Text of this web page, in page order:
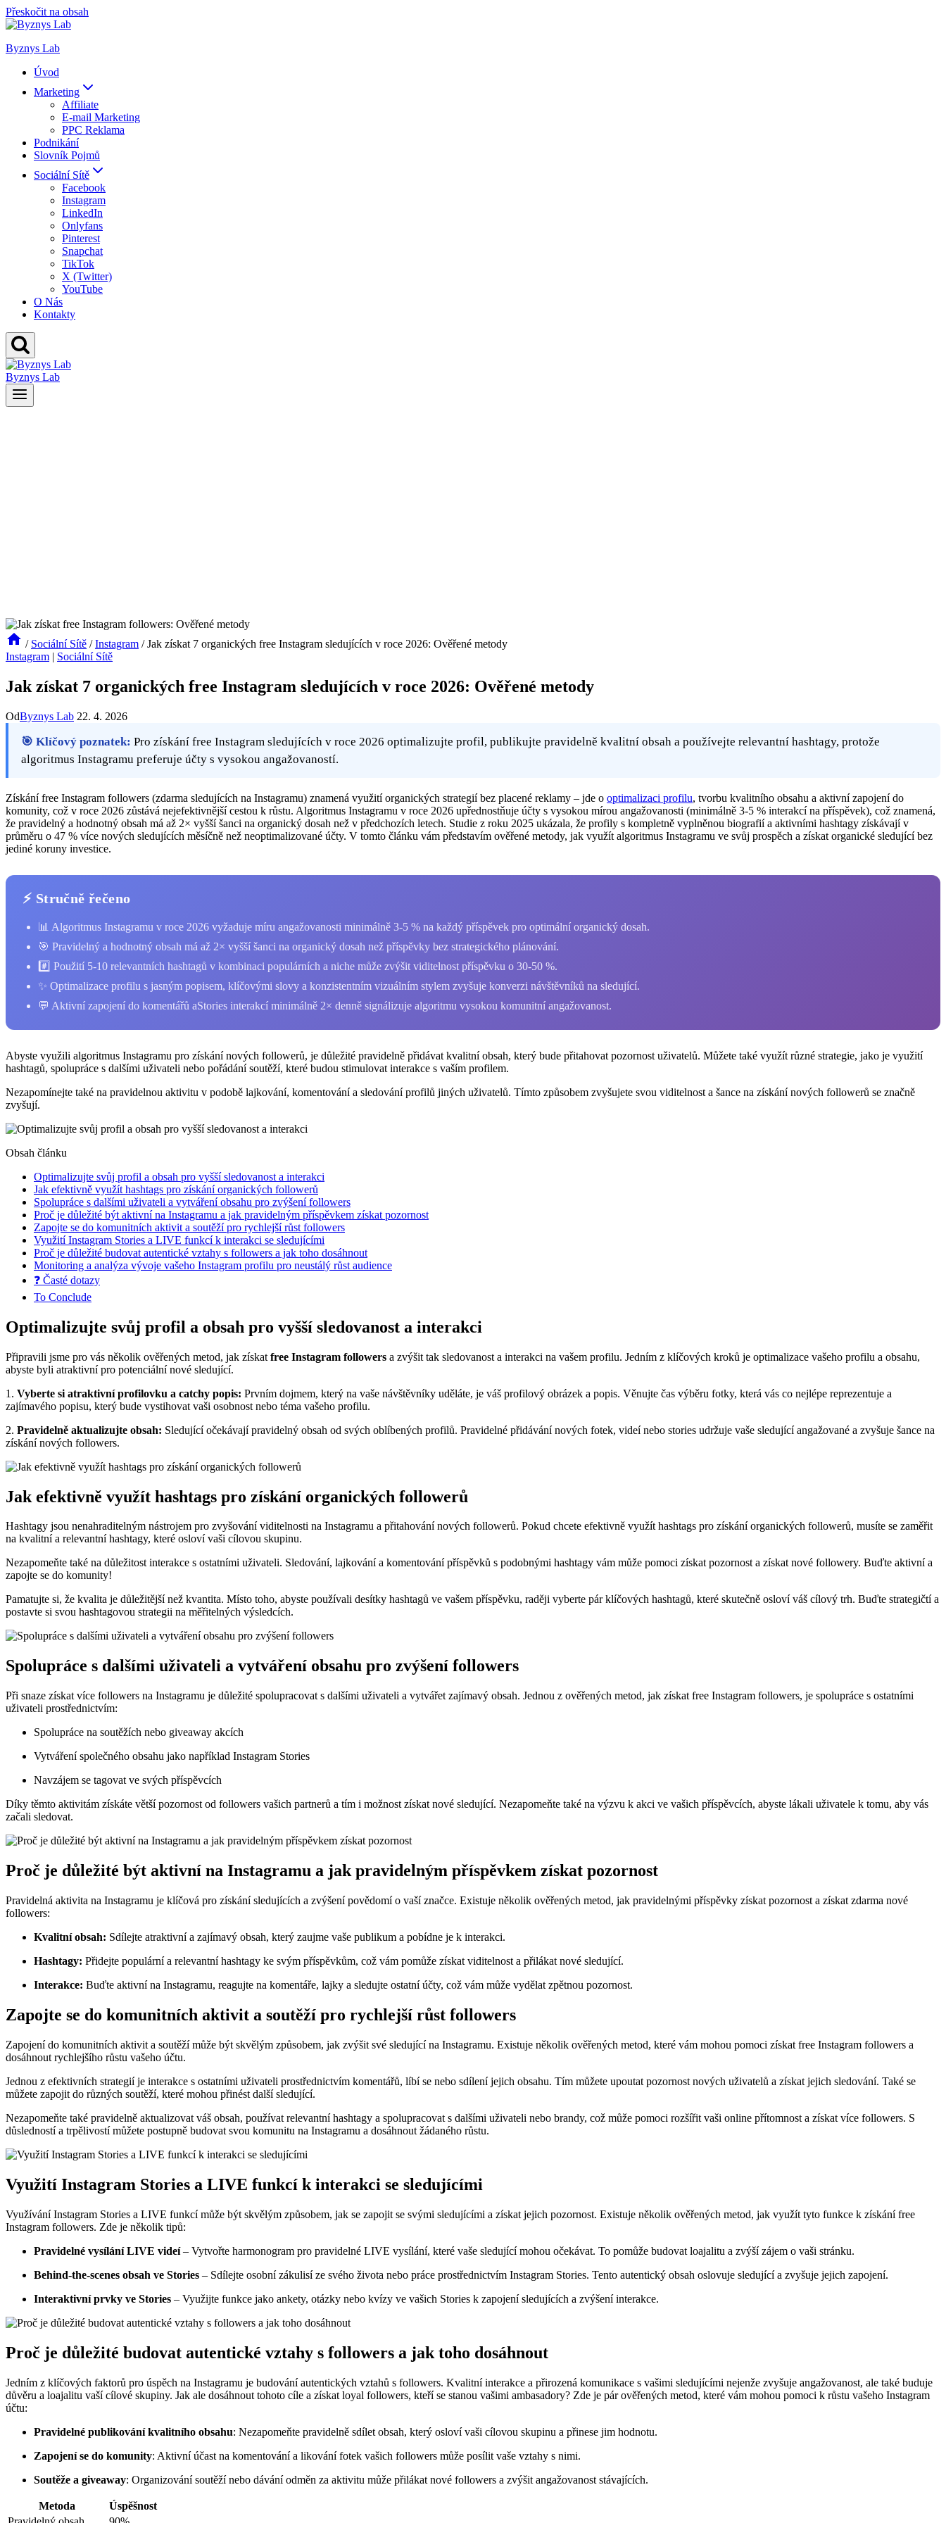
Přeskočit na obsah
Byznys Lab
Úvod
Marketing
Affiliate
E-mail Marketing
PPC Reklama
Podnikání
Slovník Pojmů
Sociální Sítě
Facebook
Instagram
LinkedIn
Onlyfans
Pinterest
Snapchat
TikTok
X (Twitter)
YouTube
O Nás
Kontakty
Byznys Lab
/ Sociální Sítě / Instagram / Jak získat 7 organických free Instagram sledujících v roce 2026: Ověřené metody
Instagram | Sociální Sítě
Jak získat 7 organických free Instagram sledujících v roce 2026: Ověřené metody
OdByznys Lab 22. 4. 2026
🎯 Klíčový poznatek: Pro získání free Instagram sledujících v roce 2026 optimalizujte profil, publikujte pravidelně kvalitní obsah a používejte relevantní hashtagy, protože
algoritmus Instagramu preferuje účty s vysokou angažovaností.
Získání free Instagram followers (zdarma sledujících na Instagramu) znamená využití organických strategií bez placené reklamy – jde o optimalizaci profilu, tvorbu kvalitního obsahu a aktivní zapojení do
komunity, což v roce 2026 zůstává nejefektivnější cestou k růstu. Algoritmus Instagramu v roce 2026 upřednostňuje účty s vysokou mírou angažovanosti (minimálně 3-5 % interakcí na příspěvek), což znamená,
že pravidelný a hodnotný obsah má až 2× vyšší šanci na organický dosah než v předchozích letech. Studie z roku 2025 ukázala, že profily s kompletně vyplněnou biografií a aktivními hashtagy získávají v
průměru o 47 % více nových sledujících měsíčně než neoptimalizované účty. V tomto článku vám představím ověřené metody, jak využít algoritmus Instagramu ve svůj prospěch a získat organické sledující bez
jediné koruny investice.
⚡ Stručně řečeno
📊 Algoritmus Instagramu v roce 2026 vyžaduje míru angažovanosti minimálně 3-5 % na každý příspěvek pro optimální organický dosah.
🎯 Pravidelný a hodnotný obsah má až 2× vyšší šanci na organický dosah než příspěvky bez strategického plánování.
#️⃣ Použití 5-10 relevantních hashtagů v kombinaci populárních a niche může zvýšit viditelnost příspěvku o 30-50 %.
✨ Optimalizace profilu s jasným popisem, klíčovými slovy a konzistentním vizuálním stylem zvyšuje konverzi návštěvníků na sledující.
💬 Aktivní zapojení do komentářů aStories interakcí minimálně 2× denně signálizuje algoritmu vysokou komunitní angažovanost.
Abyste využili algoritmus Instagramu pro získání nových followerů, je důležité pravidelně přidávat kvalitní obsah, který bude přitahovat pozornost uživatelů. Můžete také využít různé strategie, jako je využití
hashtagů, spolupráce s dalšími uživateli nebo pořádání soutěží, které budou stimulovat interakce s vaším profilem.
Nezapomínejte také na pravidelnou aktivitu v podobě lajkování, komentování a sledování profilů jiných uživatelů. Tímto způsobem zvyšujete svou viditelnost a šance na získání nových followerů se značně
zvyšují.
Obsah článku
Optimalizujte svůj profil a obsah pro vyšší sledovanost a interakci
Jak efektivně využít hashtags pro získání organických followerů
Spolupráce s dalšími uživateli a vytváření obsahu pro zvýšení followers
Proč je důležité být aktivní na Instagramu a jak pravidelným příspěvkem získat pozornost
Zapojte se do komunitních aktivit a soutěží pro rychlejší růst followers
Využití Instagram Stories a LIVE funkcí k interakci se sledujícími
Proč je důležité budovat autentické vztahy s followers a jak toho dosáhnout
Monitoring a analýza vývoje vašeho Instagram profilu pro neustálý růst audience
❓ Časté dotazy
To Conclude
Optimalizujte svůj profil a obsah pro vyšší sledovanost a interakci
Připravili jsme pro vás několik ověřených metod, jak získat free Instagram followers a zvýšit tak sledovanost a interakci na vašem profilu. Jedním z klíčových kroků je optimalizace vašeho profilu a obsahu,
abyste byli atraktivní pro potenciální nové sledující.
1. Vyberte si atraktivní profilovku a catchy popis: Prvním dojmem, který na vaše návštěvníky uděláte, je váš profilový obrázek a popis. Věnujte čas výběru fotky, která vás co nejlépe reprezentuje a
zajímavého popisu, který bude vystihovat vaši osobnost nebo téma vašeho profilu.
2. Pravidelně aktualizujte obsah: Sledující očekávají pravidelný obsah od svých oblíbených profilů. Pravidelné přidávání nových fotek, videí nebo stories udržuje vaše sledující angažované a zvyšuje šance na
získání nových followers.
Jak efektivně využít hashtags pro získání organických followerů
Hashtagy jsou nenahraditelným nástrojem pro zvyšování viditelnosti na Instagramu a přitahování nových followerů. Pokud chcete efektivně využít hashtags pro získání organických followerů, musíte se zaměřit
na kvalitní a relevantní hashtagy, které osloví vaši cílovou skupinu.
Nezapomeňte také na důležitost interakce s ostatními uživateli. Sledování, lajkování a komentování příspěvků s podobnými hashtagy vám může pomoci získat pozornost a získat nové followery. Buďte aktivní a
zapojte se do komunity!
Pamatujte si, že kvalita je důležitější než kvantita. Místo toho, abyste používali desítky hashtagů ve vašem příspěvku, raději vyberte pár klíčových hashtagů, které skutečně osloví váš cílový trh. Buďte strategičtí a
postavte si svou hashtagovou strategii na měřitelných výsledcích.
Spolupráce s dalšími uživateli a vytváření obsahu pro zvýšení followers
Při snaze získat více followers na Instagramu je důležité spolupracovat s dalšími uživateli a vytvářet zajímavý obsah. Jednou z ověřených metod, jak získat free Instagram followers, je spolupráce s ostatními
uživateli prostřednictvím:
Spolupráce na soutěžích nebo giveaway akcích
Vytváření společného obsahu jako například Instagram Stories
Navzájem se tagovat ve svých příspěvcích
Díky těmto aktivitám získáte větší pozornost od followers vašich partnerů a tím i možnost získat nové sledující. Nezapomeňte také na výzvu k akci ve vašich příspěvcích, abyste lákali uživatele k tomu, aby vás
začali sledovat.
Proč je důležité být aktivní na Instagramu a jak pravidelným příspěvkem získat pozornost
Pravidelná aktivita na Instagramu je klíčová pro získání sledujících a zvýšení povědomí o vaší značce. Existuje několik ověřených metod, jak pravidelnými příspěvky získat pozornost a získat zdarma nové
followers:
Kvalitní obsah: Sdílejte atraktivní a zajímavý obsah, který zaujme vaše publikum a pobídne je k interakci.
Hashtagy: Přidejte populární a relevantní hashtagy ke svým příspěvkům, což vám pomůže získat viditelnost a přilákat nové sledující.
Interakce: Buďte aktivní na Instagramu, reagujte na komentáře, lajky a sledujte ostatní účty, což vám může vydělat zpětnou pozornost.
Zapojte se do komunitních aktivit a soutěží pro rychlejší růst followers
Zapojení do komunitních aktivit a soutěží může být skvělým způsobem, jak zvýšit své sledující na Instagramu. Existuje několik ověřených metod, které vám mohou pomoci získat free Instagram followers a
dosáhnout rychlejšího růstu vašeho účtu.
Jednou z efektivních strategií je interakce s ostatními uživateli prostřednictvím komentářů, líbí se nebo sdílení jejich obsahu. Tím můžete upoutat pozornost nových uživatelů a získat jejich sledování. Také se
můžete zapojit do různých soutěží, které mohou přinést další sledující.
Nezapomeňte také pravidelně aktualizovat váš obsah, používat relevantní hashtagy a spolupracovat s dalšími uživateli nebo brandy, což může pomoci rozšířit vaši online přítomnost a získat více followers. S
důsledností a trpělivostí můžete postupně budovat svou komunitu na Instagramu a dosáhnout žádaného růstu.
Využití Instagram Stories a LIVE funkcí k interakci se sledujícími
Využívání Instagram Stories a LIVE funkcí může být skvělým způsobem, jak se zapojit se svými sledujícími a získat jejich pozornost. Existuje několik ověřených metod, jak využít tyto funkce k získání free
Instagram followers. Zde je několik tipů:
Pravidelné vysílání LIVE videí– Vytvořte harmonogram pro pravidelné LIVE vysílání, které vaše sledující mohou očekávat. To pomůže budovat loajalitu a zvýší zájem o vaši stránku.
Behind-the-scenes obsah ve Stories – Sdílejte osobní zákulisí ze svého života nebo práce prostřednictvím Instagram Stories. Tento autentický obsah oslovuje sledující a zvyšuje jejich zapojení.
Interaktivní prvky ve Stories – Využijte funkce jako ankety, otázky nebo kvízy ve vašich Stories k zapojení sledujících a zvýšení interakce.
Proč je důležité budovat autentické vztahy s followers a jak toho dosáhnout
Jedním z klíčových faktorů pro úspěch na Instagramu je budování autentických vztahů s followers. Kvalitní interakce a přirozená komunikace s vašimi sledujícími nejenže zvyšuje angažovanost, ale také buduje
důvěru a loajalitu vaší cílové skupiny. Jak ale dosáhnout tohoto cíle a získat loyal followers, kteří se stanou vašimi ambasadory? Zde je pár ověřených metod, které vám mohou pomoci k růstu vašeho Instagram
účtu:
Pravidelné publikování kvalitního obsahu: Nezapomeňte pravidelně sdílet obsah, který osloví vaši cílovou skupinu a přinese jim hodnotu.
Zapojení se do komunity: Aktivní účast na komentování a likování fotek vašich followers může posílit vaše vztahy s nimi.
Soutěže a giveaway: Organizování soutěží nebo dávání odměn za aktivitu může přilákat nové followers a zvýšit angažovanost stávajících.
Metoda
Úspěšnost